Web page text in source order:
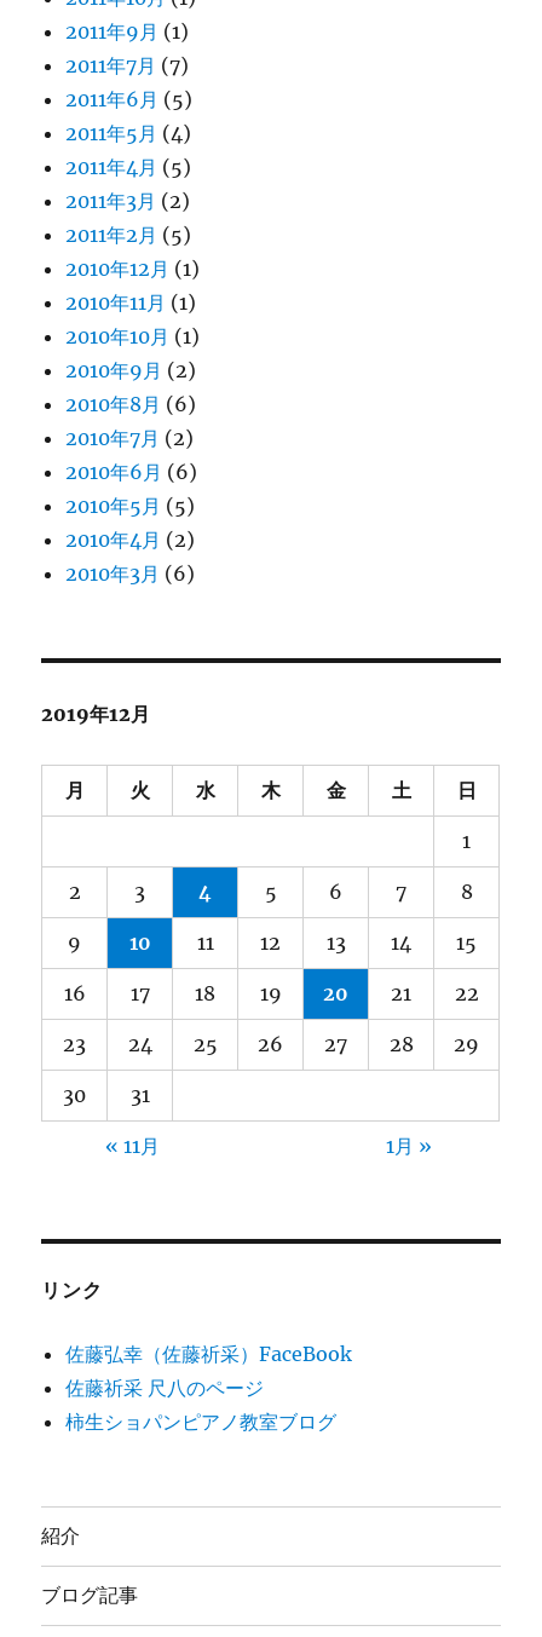
2011年9月 (1)
2011年7月 (7)
2011年6月 (5)
2011年5月 (4)
2011年4月 (5)
2011年3月 (2)
2011年2月 (5)
2010年12月 (1)
2010年11月 (1)
2010年10月 (1)
2010年9月 (2)
2010年8月 (6)
2010年7月 (2)
2010年6月 (6)
2010年5月 (5)
2010年4月 (2)
2010年3月 (6)
2019年12月
月 火 水 木 金 土 日
1
2 3 4 5 6 7 8
9 10 11 12 13 14 15
16 17 18 19 20 21 22
23 24 25 26 27 28 29
30 31
« 11月 1月 »
リンク
佐藤弘幸（佐藤祈采）FaceBook
佐藤祈采 尺八のページ
柿生ショパンピアノ教室ブログ
紹介
ブログ記事